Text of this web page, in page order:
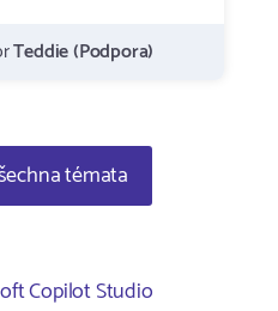
Teddie (Podpora)
témata
Copilot Studio